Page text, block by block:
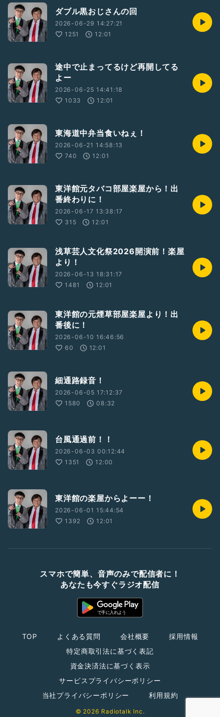
ダブル黒おじさんの回
2026-06-29 14:27:21
1251
12:01
途中で止まってるけど再開してる
よー
2026-06-25 14:41:18
1033
12:01
東海道中弁当食いねぇ！
2026-06-21 14:58:13
740
12:01
東洋館元タバコ部屋楽屋から！出
番終わりに！
2026-06-17 13:38:17
315
12:01
浅草芸人文化祭2026開演前！楽屋
より！
2026-06-13 18:31:17
1481
12:01
東洋館の元煙草部屋楽屋より！出
番後に！
2026-06-10 16:46:56
60
12:01
細通路録音！
2026-06-05 17:12:37
1580
08:32
台風通過前！！
2026-06-03 00:12:44
1351
12:00
東洋館の楽屋からよーー！
2026-06-01 15:44:54
1392
12:01
スマホで簡単、音声のみで配信者に！
あなたも今すぐラジオ配信
TOP よくある質問 会社概要
採用情報
特定商取引法に基づく表記
資金決済法に基づく表示
サービスプライバシーポリシー
当社プライバシーポリシー
利用規約
© 2026 Radiotalk Inc.